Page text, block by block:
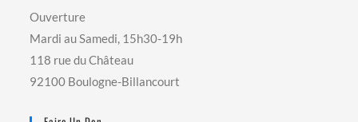
Ouverture
Mardi au Samedi, 15h30-19h
118 rue du Château
92100 Boulogne-Billancourt